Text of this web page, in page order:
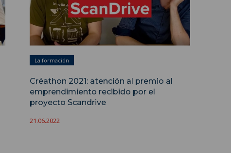
La formación
Créathon 2021: atención al premio al
emprendimiento recibido por el
proyecto Scandrive
21.06.2022